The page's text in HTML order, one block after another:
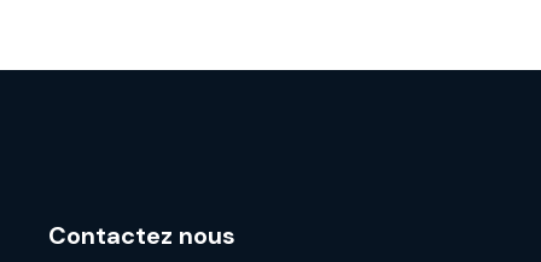
Contactez nous